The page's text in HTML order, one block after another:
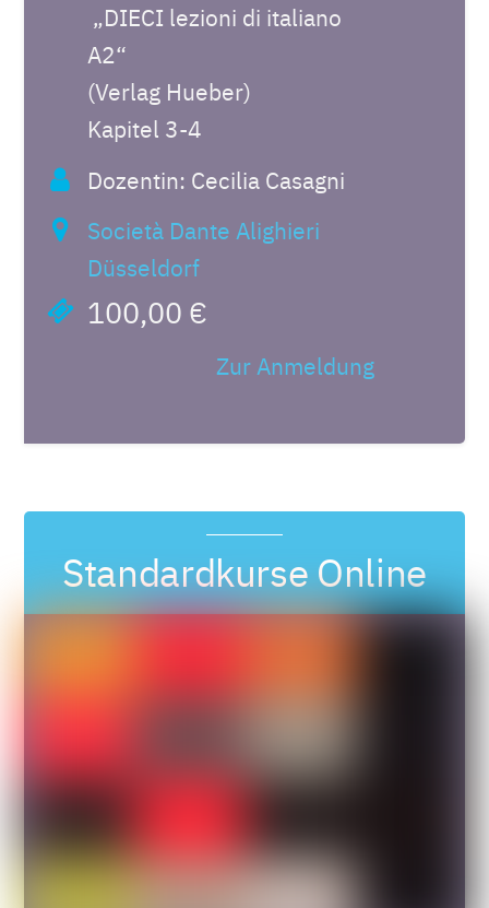
„DIECI lezioni di italiano
A2“
(Verlag Hueber)
Kapitel 3-4
Dozentin: Cecilia Casagni
Società Dante Alighieri
Düsseldorf
100,00 €
Zur Anmeldung
Standardkurse Online